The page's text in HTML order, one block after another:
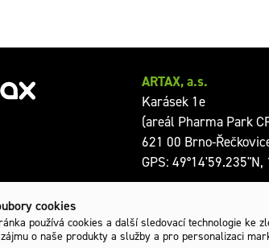
cookies
používá cookies a další sledovací technologie ke
o naše produkty a služby a pro personalizaci
ARTAX, a.s.
Karásek 1e
(areál Pharma Park
621 00 Brno-
GPS: 49°14'59.235"N,